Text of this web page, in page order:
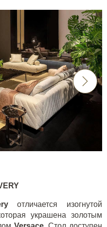
отличается изогнутой
украшена золотым